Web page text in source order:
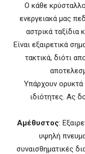
Ο κάθε
ενεργειακά μας
αστρικά ταξίδια
Είναι εξαιρετικά
τακτικά, διότι
Υπάρχουν ορυκτά
ιδιότητες. Ας
Αμέθυστος:
υψηλή
συναισθηματικές